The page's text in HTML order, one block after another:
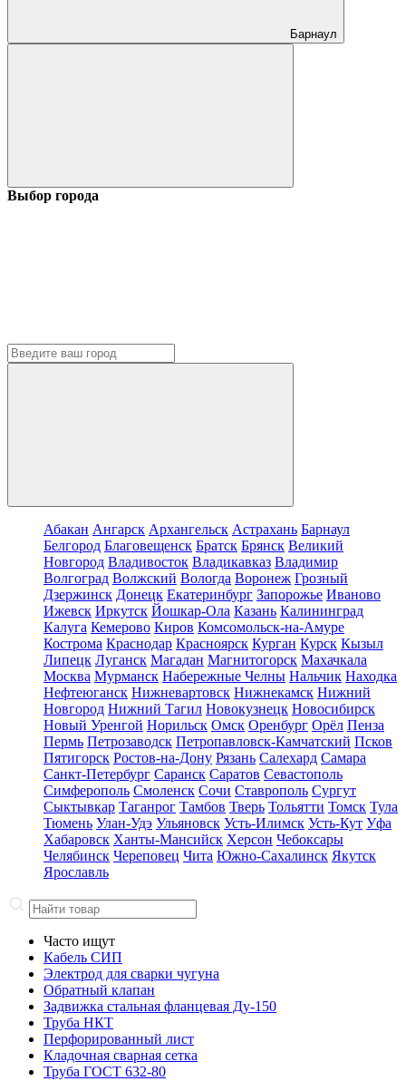
Барнаул
Выбор города
Абакан Ангарск Архангельск Астрахань Барнаул
Белгород Благовещенск Братск Брянск Великий
Новгород Владивосток Владикавказ Владимир
Волгоград Волжский Вологда Воронеж Грозный
Дзержинск Донецк Екатеринбург Запорожье Иваново
Ижевск Иркутск Йошкар-Ола Казань Калининград
Калуга Кемерово Киров Комсомольск-на-Амуре
Кострома Краснодар Красноярск Курган Курск Кызыл
Липецк Луганск Магадан Магнитогорск Махачкала
Москва Мурманск Набережные Челны Нальчик Находка
Нефтеюганск Нижневартовск Нижнекамск Нижний
Новгород Нижний Тагил Новокузнецк Новосибирск
Новый Уренгой Норильск Омск Оренбург Орёл Пенза
Пермь Петрозаводск Петропавловск-Камчатский Псков
Пятигорск Ростов-на-Дону Рязань Салехард Самара
Санкт-Петербург Саранск Саратов Севастополь
Симферополь Смоленск Сочи Ставрополь Сургут
Сыктывкар Таганрог Тамбов Тверь Тольятти Томск Тула
Тюмень Улан-Удэ Ульяновск Усть-Илимск Усть-Кут Уфа
Хабаровск Ханты-Мансийск Херсон Чебоксары
Челябинск Череповец Чита Южно-Сахалинск Якутск
Ярославль
Часто ищут
Кабель СИП
Электрод для сварки чугуна
Обратный клапан
Задвижка стальная фланцевая Ду-150
Труба НКТ
Перфорированный лист
Кладочная сварная сетка
Труба ГОСТ 632-80